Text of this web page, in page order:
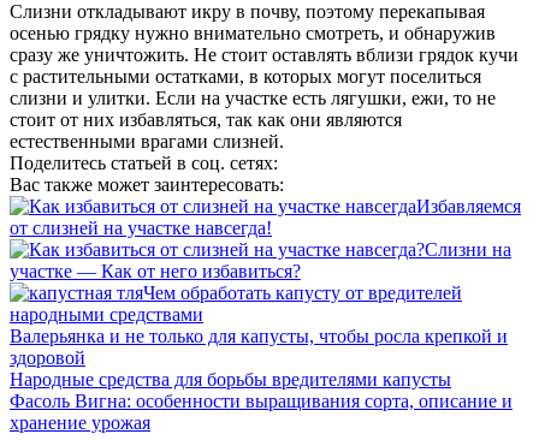
Слизни откладывают икру в почву, поэтому перекапывая
осенью грядку нужно внимательно смотреть, и обнаружив
сразу же уничтожить. Не стоит оставлять вблизи грядок кучи
с растительными остатками, в которых могут поселиться
слизни и улитки. Если на участке есть лягушки, ежи, то не
стоит от них избавляться, так как они являются
естественными врагами слизней.
Поделитесь статьей в соц. сетях:
Вас также может заинтересовать:
Избавляемся
от слизней на участке навсегда!
Слизни на
участке — Как от него избавиться?
Чем обработать капусту от вредителей
народными средствами
Валерьянка и не только для капусты, чтобы росла крепкой и
здоровой
Народные средства для борьбы вредителями капусты
Фасоль Вигна: особенности выращивания сорта, описание и
хранение урожая